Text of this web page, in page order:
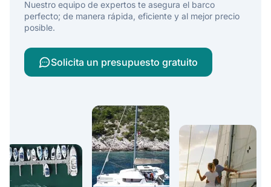
Nuestro equipo de expertos te asegura el barco
perfecto; de manera rápida, eficiente y al mejor precio
posible.
Solicita un presupuesto gratuito